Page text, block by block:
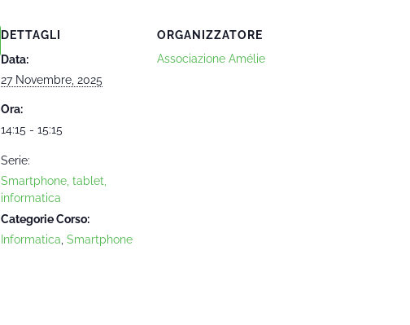
DETTAGLI
Data:
27 Novembre, 2025
Ora:
14:15 - 15:15
Serie:
Smartphone, tablet,
informatica
Categorie Corso:
Informatica Smartphone
ORGANIZZATORE
Associazione Amélie